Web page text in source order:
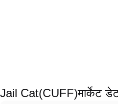
Jail Cat(CUFF)मार्केट